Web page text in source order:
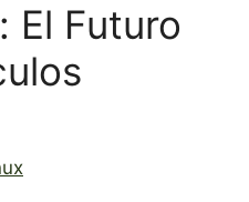
El Futuro